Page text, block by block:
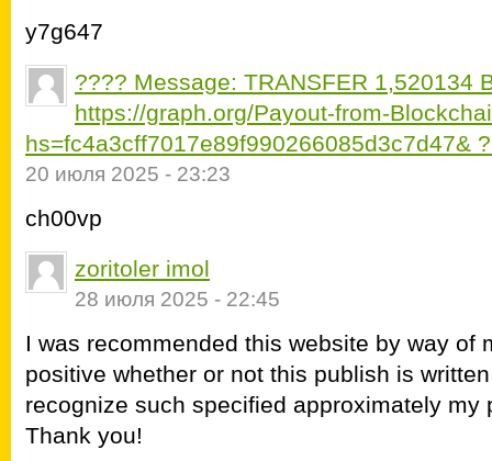
y7g647
???? Message: TRANSFER 1,520134
https://graph.org/Payout-from-
hs=fc4a3cff7017e89f990266085d3c7d47&
20 июля 2025 - 23:23
ch00vp
zoritoler imol
28 июля 2025 - 22:45
I was recommended this website by way of
positive whether or not this publish is
recognize such specified approximately my
Thank you!